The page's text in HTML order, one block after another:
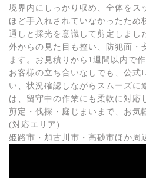
境界内にしっかり収め、全体をス
ほど手入れされていなかったため
通しと採光を意識して剪定しまし
外からの見た目も整い、防犯面・
ます。お見積りから1週間以内で作
お客様の立ち合いなしでも、公
い、状況確認しながらスムーズに
は、留守中の作業にも柔軟に対応
剪定・伐採・庭じまいまで、お気
(対応エリア)
姫路市・加古川市・高砂市ほか周